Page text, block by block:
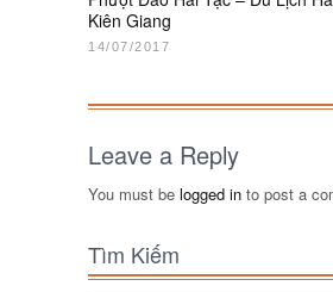
Kiên Giang
14/07/2017
Leave a Reply
You must be logged in to post a
Tìm Kiếm